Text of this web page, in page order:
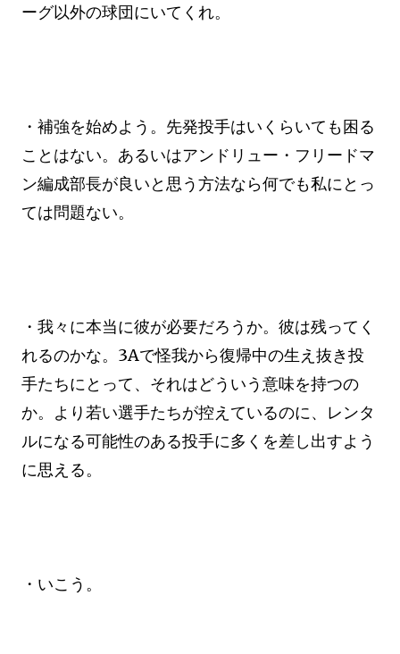
ーグ以外の球団にいてくれ。
・補強を始めよう。先発投手はいくらいても困る
ことはない。あるいはアンドリュー・フリードマ
ン編成部長が良いと思う方法なら何でも私にとっ
ては問題ない。
・我々に本当に彼が必要だろうか。彼は残ってく
れるのかな。3Aで怪我から復帰中の生え抜き投
手たちにとって、それはどういう意味を持つの
か。より若い選手たちが控えているのに、レンタ
ルになる可能性のある投手に多くを差し出すよう
に思える。
・いこう。